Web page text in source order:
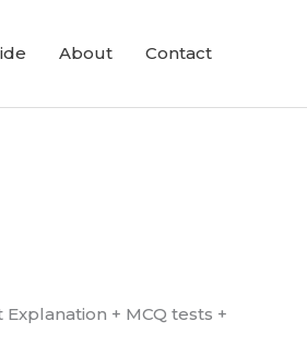
About Contact
Explanation + MCQ tests +